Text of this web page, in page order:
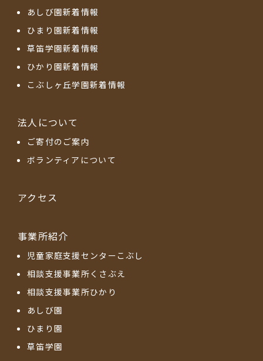
あしび園新着情報
ひまり園新着情報
草笛学園新着情報
ひかり園新着情報
こぶしヶ丘学園新着情報
法人について
ご寄付のご案内
ボランティアについて
アクセス
事業所紹介
児童家庭支援センターこぶし
相談支援事業所くさぶえ
相談支援事業所ひかり
あしび園
ひまり園
草笛学園